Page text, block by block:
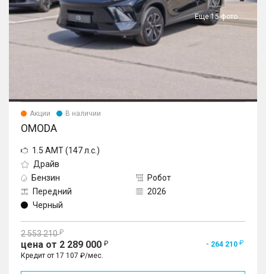
Еще 15 фото
Акции В наличии
OMODA
1.5 AMT (147 л.с.)
Драйв
Бензин
Робот
Передний
2026
Черный
2 553 210
цена от 2 289 000
- 264 210
Кредит от 17 107 ₽/мес.